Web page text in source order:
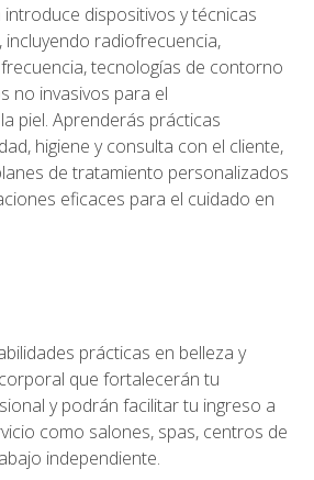
dispositivos y técnicas
incluyendo radiofrecuencia,
tecnologías de contorno
no invasivos para el
piel. Aprenderás prácticas
higiene y consulta con el cliente,
de tratamiento personalizados
eficaces para el cuidado en
prácticas en belleza y
que fortalecerán tu
y podrán facilitar tu ingreso a
como salones, spas, centros de
independiente.